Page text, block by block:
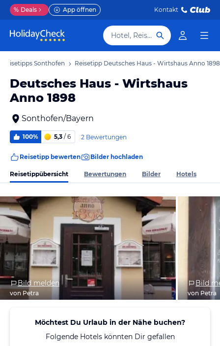
% Deals App öffnen Kontakt
Hotel, Reiseziel
Reisetipps Sonthofen Reisetipp Deutsches Haus - Wirtshaus Anno 1898
Deutsches Haus - Wirtshaus
Anno 1898
Sonthofen/Bayern
100% 5,3 / 6 2 Bewertungen
Reisetipp bewerten Bilder hochladen
Reisetippübersicht Bewertungen Bilder Hotels
Bild melden
von Petra
Bild
von Petra
Möchtest Du Urlaub in der Nähe buchen?
Folgende Hotels könnten Dir gefallen